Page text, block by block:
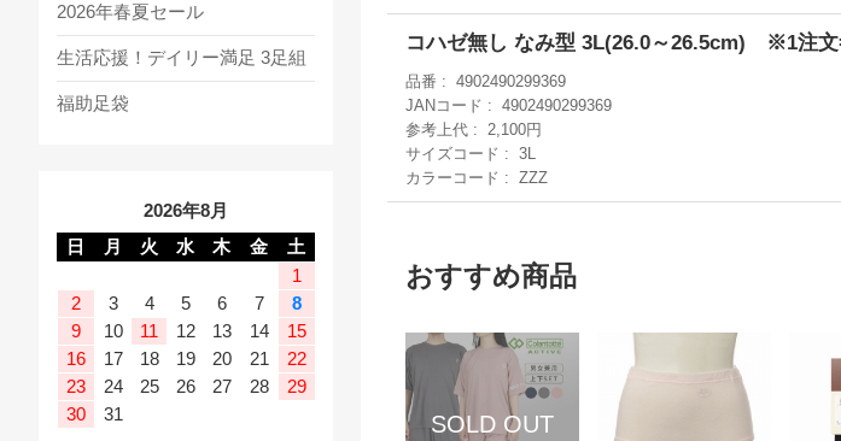
コハゼ無し なみ型 3L(26.0～26.5cm) ※1注文
品番
4902490299369
JANコード
4902490299369
参考上代
2,100円
サイズコード
3L
カラーコード
ZZZ
おすすめ商品
2026年春夏セール
生活応援！デイリー満足 3足組
福助足袋
2026年8月
日
月 火 水 木 金
土
1
2
3 4 5 6 7
8
9
10 11 12 13 14
15
16
17 18 19 20 21
22
23
24 25 26 27 28
29
30
31